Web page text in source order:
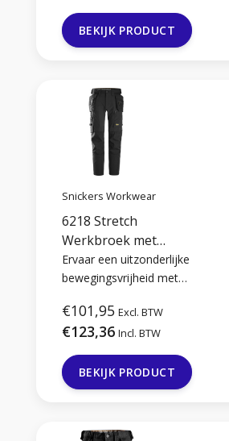
BEKIJK PRODUCT
Snickers Workwear
6218 Stretch
Werkbroek met
Holsterzakken
Ervaar een uitzonderlijke
bewegingsvrijheid met
werkbroek. De broek heeft
een sportieve uitstraling,
versteviging op de juiste
plaatsen en ruime
opbergmogelijkheden met
€101,95 Excl. BTW
€123,36 Incl. BTW
BEKIJK PRODUCT